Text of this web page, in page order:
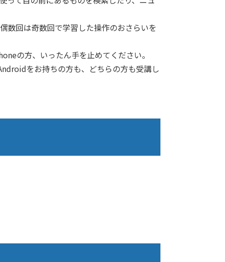
数回は奇数回で学習した操作のおさらいを
の方、いったん手を止めてください。
をお持ちの方も、どちらの方も受講し